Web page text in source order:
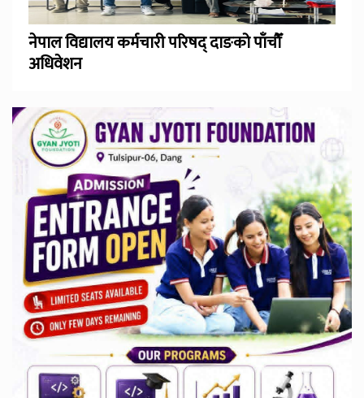
नेपाल विद्यालय कर्मचारी परिषद् दाङको पाँचौँ
अधिवेशन